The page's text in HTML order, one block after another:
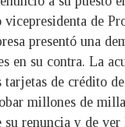
vicepresidenta de
presentó una
en su contra. La
de crédito
millones de
su renuncia y de